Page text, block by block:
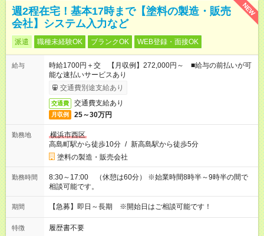
NEW
週2程在宅！基本17時まで【塗料の製造・販売
会社】システム入力など
派遣 職種未経験OK ブランクOK WEB登録・面接OK
給与
時給1700円＋交 【月収例】272,000円～ ■給与の前払いが可
能な速払いサービスあり
交通費別途支給あり
交通費 交通費支給あり
月収例 25～30万円
勤務地
横浜市西区
高島町駅から徒歩10分 / 新高島駅から徒歩5分
塗料の製造・販売会社
勤務時間
8:30～17:00 （休憩は60分） ※始業時間8時半～9時半の間で
相談可能です。
期間 【急募】即日～長期 ※開始日はご相談可能です！
特徴 履歴書不要